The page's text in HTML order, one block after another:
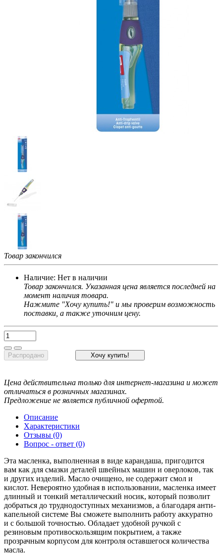
Товар закончился
Наличие: Нет в наличии
Товар закончился. Указанная цена является последней на
момент наличия товара.
Нажмите "Хочу купить!" и мы проверим возможность
поставки, а также уточним цену.
Распродано Хочу купить!
Цена действительна только для интернет-магазина и может
отличаться в розничных магазинах.
Предложение не является публичной офертой.
Описание
Характеристики
Отзывы (0)
Вопрос - ответ (0)
Эта масленка, выполненная в виде карандаша, пригодится
вам как для смазки деталей швейных машин и оверлоков, так
и других изделий. Масло очищено, не содержит смол и
кислот. Невероятно удобная в использовании, масленка имеет
длинный и тонкий металлический носик, который позволит
добраться до труднодоступных механизмов, а благодаря анти-
капельной системе Вы сможете выполнить работу аккуратно
и с большой точностью. Обладает удобной ручкой с
резиновым противоскользящим покрытием, а также
прозрачным корпусом для контроля оставшегося количества
масла.